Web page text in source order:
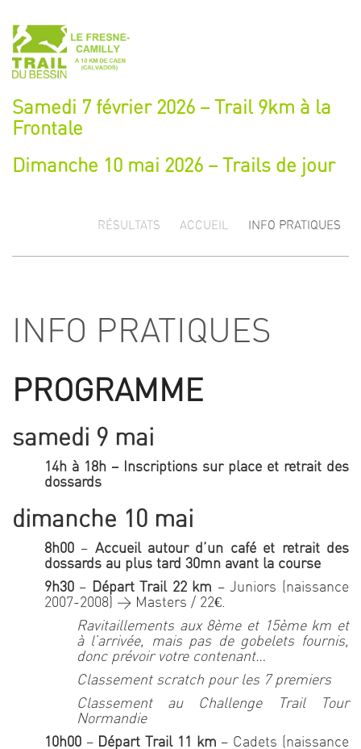
Samedi 7 février 2026 – Trail 9km à la
Frontale
Dimanche 10 mai 2026 – Trails de jour
RÉSULTATS ACCUEIL INFO PRATIQUES
INFO PRATIQUES
PROGRAMME
samedi 9 mai
14h à 18h – Inscriptions sur place et retrait des
dossards
dimanche 10 mai
8h00 – Accueil autour d’un café et retrait des
dossards au plus tard 30mn avant la course
9h30 – Départ Trail 22 km – Juniors (naissance
2007-2008) > Masters / 22€.
Ravitaillements aux 8ème et 15ème km et
à l’arrivée, mais pas de gobelets fournis,
donc prévoir votre contenant…
Classement scratch pour les 7 premiers
Classement au Challenge Trail Tour
Normandie
10h00 – Départ Trail 11 km – Cadets (naissance